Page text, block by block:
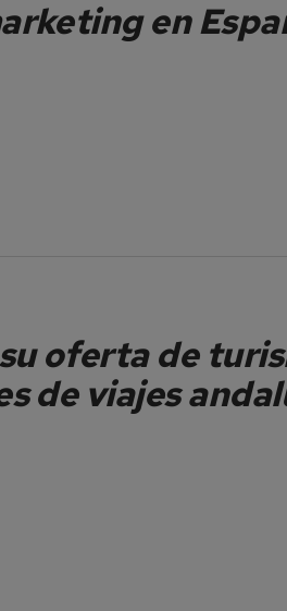
en
oferta de
de viajes